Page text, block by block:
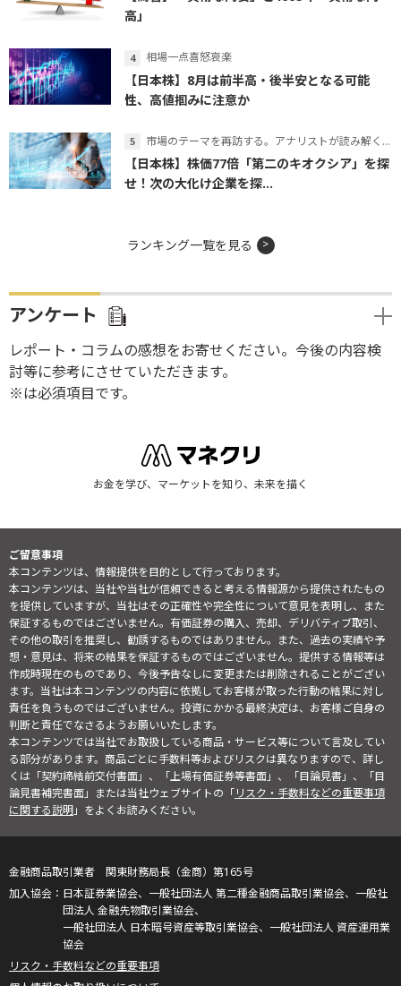
高」
相場一点喜怒哀楽
【日本株】8月は前半高・後半安となる可能
性、高値掴みに注意か
市場のテーマを再訪する。アナリストが読み解くテーマの本質
【日本株】株価77倍「第二のキオクシア」を探
せ！次の大化け企業を探...
ランキング一覧を見る
アンケート
レポート・コラムの感想をお寄せください。今後の内容検
討等に参考にさせていただきます。
※は必須項目です。
お金を学び、マーケットを知り、未来を描く
ご留意事項
本コンテンツは、情報提供を目的として行っております。
本コンテンツは、当社や当社が信頼できると考える情報源から提供されたもの
を提供していますが、当社はその正確性や完全性について意見を表明し、また
保証するものではございません。有価証券の購入、売却、デリバティブ取引、
その他の取引を推奨し、勧誘するものではありません。また、過去の実績や予
想・意見は、将来の結果を保証するものではございません。提供する情報等は
作成時現在のものであり、今後予告なしに変更または削除されることがござい
ます。当社は本コンテンツの内容に依拠してお客様が取った行動の結果に対し
責任を負うものではございません。投資にかかる最終決定は、お客様ご自身の
判断と責任でなさるようお願いいたします。
本コンテンツでは当社でお取扱している商品・サービス等について言及してい
る部分があります。商品ごとに手数料等およびリスクは異なりますので、詳し
くは「契約締結前交付書面」、「上場有価証券等書面」、「目論見書」、「目
論見書補完書面」または当社ウェブサイトの「リスク・手数料などの重要事項
に関する説明」をよくお読みください。
金融商品取引業者 関東財務局長（金商）第165号
日本証券業協会、一般社団法人 第二種金融商品取引業協会、一般社
団法人 金融先物取引業協会、
一般社団法人 日本暗号資産等取引業協会、一般社団法人 資産運用業
協会
リスク・手数料などの重要事項